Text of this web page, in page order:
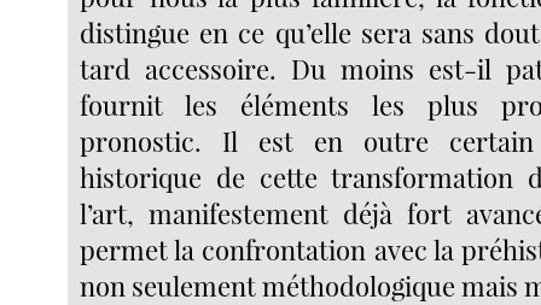
distingue en ce qu’elle sera sans
tard accessoire. Du moins est-il
fournit les éléments les plus
pronostic. Il est en outre
historique de cette transformation
l’art, manifestement déjà fort
permet la confrontation avec la
non seulement méthodologique mais